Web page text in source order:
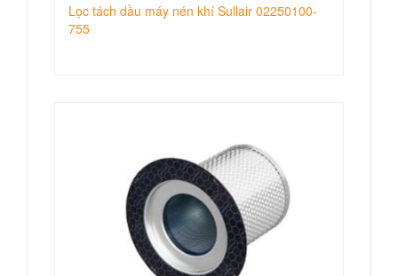
Lọc tách dầu máy nén khí Sullair 02250100-
755